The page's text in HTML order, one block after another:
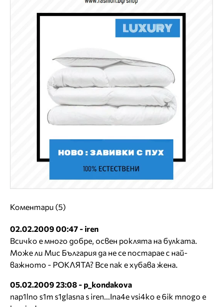
Коментари (5)
02.02.2009 00:47 - iren
Всичко е много добре, освен роклята на булката.
Може ли Мис България да не се постарае с най-
важното - РОКЛЯТА? Все пак е хубава жена.
05.02.2009 23:08 - p_kondakova
nap1lno s1m s1glasna s iren...Ina4e vsi4ko e 6ik mnogo e